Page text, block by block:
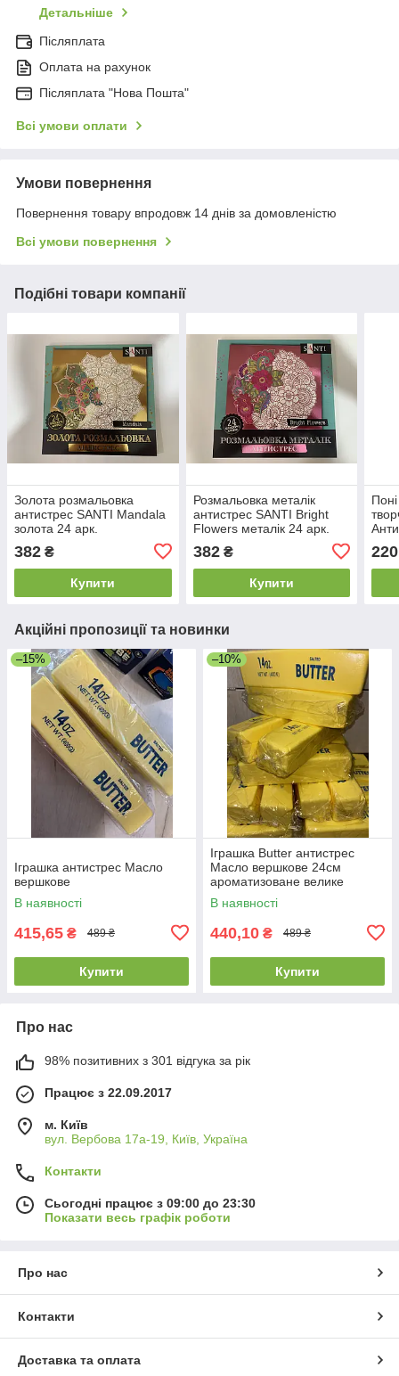
Детальніше
Післяплата
Оплата на рахунок
Післяплата "Нова Пошта"
Всі умови оплати
Умови повернення
Повернення товару впродовж 14 днів за домовленістю
Всі умови повернення
Подібні товари компанії
Золота розмальовка
антистрес SANTI Mandala
золота 24 арк.
382 ₴
Купити
Розмальовка металік
антистрес SANTI Bright
Flowers металік 24 арк.
382₴
Купити
220
Акційні пропозиції та новинки
–15%
Іграшка антистрес Масло
вершкове
В наявності
415,65 ₴ 489 ₴
Купити
–10%
Іграшка Butter антистрес
Масло вершкове 24см
ароматизоване велике
В наявності
440,10 ₴ 489 ₴
Купити
Про нас
98% позитивних з 301 відгука за рік
Працює з 22.09.2017
м. Київ
вул. Вербова 17а-19, Київ, Україна
Контакти
Сьогодні працює з 09:00 до 23:30
Показати весь графік роботи
Про нас
Контакти
Доставка та оплата